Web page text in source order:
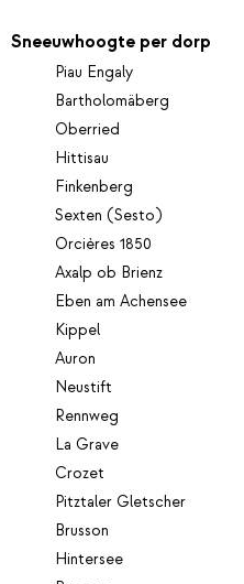
Sneeuwhoogte per dorp
Piau Engaly
Bartholomäberg
Oberried
Hittisau
Finkenberg
Sexten (Sesto)
Orcières 1850
Axalp ob Brienz
Eben am Achensee
Kippel
Auron
Neustift
Rennweg
La Grave
Crozet
Pitztaler Gletscher
Brusson
Hintersee